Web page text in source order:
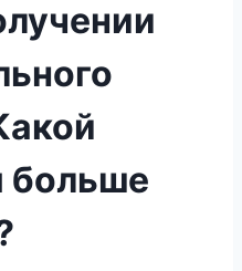
больше